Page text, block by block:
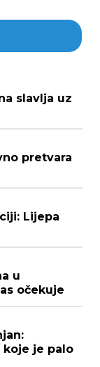
slavlja uz
pretvara
Lijepa
u
očekuje
je palo